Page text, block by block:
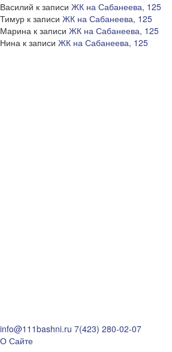
Василий к записи ЖК на Сабанеева, 125
Тимур к записи ЖК на Сабанеева, 125
Марина к записи ЖК на Сабанеева, 125
Нина к записи ЖК на Сабанеева, 125
info@111bashni.ru 7(423) 280-02-07
О Сайте